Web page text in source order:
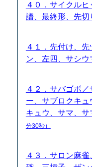
４０．サイクル
譜、最終形、先
４１．先付け、
ン、左四、サシ
４２．サバゴボ
ー、サブロクキ
キュウ、サマ、
分30秒）
４３．サロン麻